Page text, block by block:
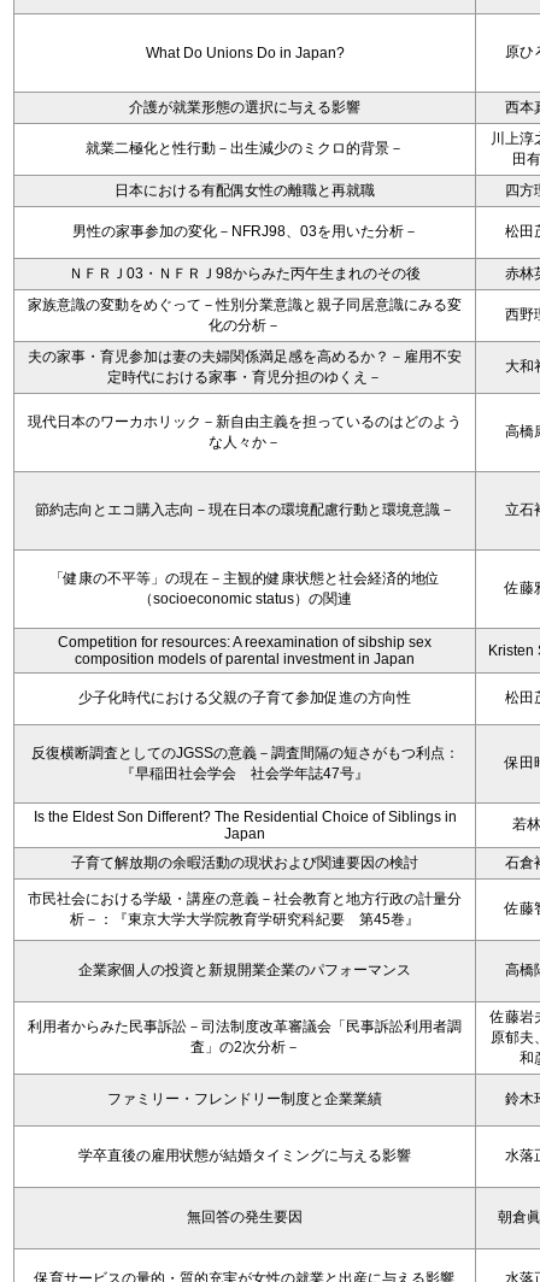
What Do Unions Do in Japan? 原ひ
介護が就業形態の選択に与える影響 西本
就業二極化と性行動－出生減少のミクロ的背景－
川上淳
田
日本における有配偶女性の離職と再就職
四方
男性の家事参加の変化－NFRJ98、03を用いた分析－ 松田
ＮＦＲＪ03・ＮＦＲＪ98からみた丙午生まれのその後
赤林
家族意識の変動をめぐって－性別分業意識と親子同居意識にみる変
化の分析－
西野
夫の家事・育児参加は妻の夫婦関係満足感を高めるか？－雇用不安
定時代における家事・育児分担のゆくえ－
大和
現代日本のワーカホリック－新自由主義を担っているのはどのよう
な人々か－
高橋
節約志向とエコ購入志向－現在日本の環境配慮行動と環境意識－ 立石
「健康の不平等」の現在－主観的健康状態と社会経済的地位
（socioeconomic status）の関連
佐藤
Competition for resources: A reexamination of sibship sex
composition models of parental investment in Japan
Kristen
少子化時代における父親の子育て参加促進の方向性 松田
反復横断調査としてのJGSSの意義－調査間隔の短さがもつ利点：
『早稲田社会学会 社会学年誌47号』
保田
Is the Eldest Son Different? The Residential Choice of Siblings in
Japan
若
子育て解放期の余暇活動の現状および関連要因の検討 石倉
市民社会における学級・講座の意義－社会教育と地方行政の計量分
析－：『東京大学大学院教育学研究科紀要 第45巻』
佐藤
企業家個人の投資と新規開業企業のパフォーマンス 高橋
利用者からみた民事訴訟－司法制度改革審議会「民事訴訟利用者調
査」の2次分析－
佐藤岩
原郁夫
和
ファミリー・フレンドリー制度と企業業績 鈴木
学卒直後の雇用状態が結婚タイミングに与える影響 水落
無回答の発生要因 朝倉
保育サービスの量的・質的充実が女性の就業と出産に与える影響 水落